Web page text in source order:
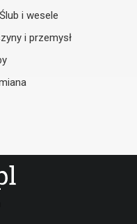
Ślub i wesele
i przemysł